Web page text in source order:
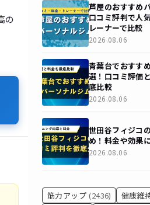
の
芦屋のおすすめ
口コミ評判で人
レーナーで比較
2026.08.06
青葉台でおすす
選！口コミ評価
底比較
2026.08.06
世田谷フィジコ
め！料金や効果
2026.08.06
筋力アップ (2436) 健康維